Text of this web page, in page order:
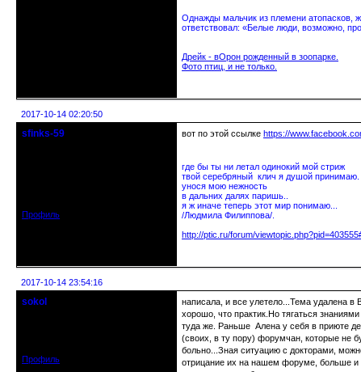
Однажды мальчик из племени атопасков,
ответствовал: «Белые люди, возможно,
Дрейк - вОрон рожденный в зоопарке.
Фото птиц, и не только.
2017-10-14 02:20:50
sfinks-59
Профиль
вот по этой ссылке https://
где бы ты ни летал одинокий мой стриж
твой серебряный клич я душой принимаю.
унося мою нежность
в дальних далях паришь..
я ж иначе теперь этот мир понимаю...
/Людмила Филиппова/.
http://ptic.ru/forum/
2017-10-14 23:54:16
sokol
Профиль
написала, и все улетело...Тема удалена в
хорошо, что практик.Но тягаться
туда же. Раньше Алена у себя в приюте
(своих, в ту пору) форумчан, которые не
больно...Зная ситуацию с докторами,
отрицание их на нашем форуме, больше и